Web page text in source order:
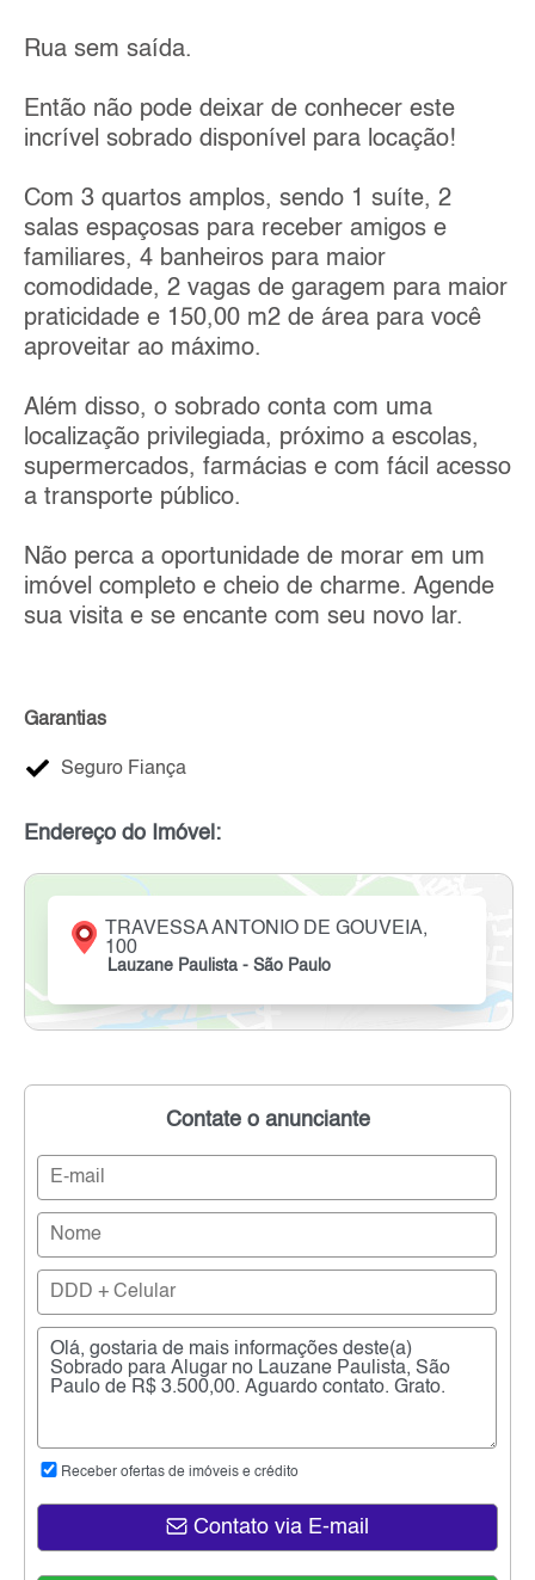
Rua sem saída.
Então não pode deixar de conhecer este
incrível sobrado disponível para locação!
Com 3 quartos amplos, sendo 1 suíte, 2
salas espaçosas para receber amigos e
familiares, 4 banheiros para maior
comodidade, 2 vagas de garagem para maior
praticidade e 150,00 m2 de área para você
aproveitar ao máximo.
Além disso, o sobrado conta com uma
localização privilegiada, próximo a escolas,
supermercados, farmácias e com fácil acesso
a transporte público.
Não perca a oportunidade de morar em um
imóvel completo e cheio de charme. Agende
sua visita e se encante com seu novo lar.
Garantias
Seguro Fiança
Endereço do Imóvel:
TRAVESSA ANTONIO DE GOUVEIA,
100
Lauzane Paulista - São Paulo
Contate o anunciante
Receber ofertas de imóveis e crédito
Contato via E-mail